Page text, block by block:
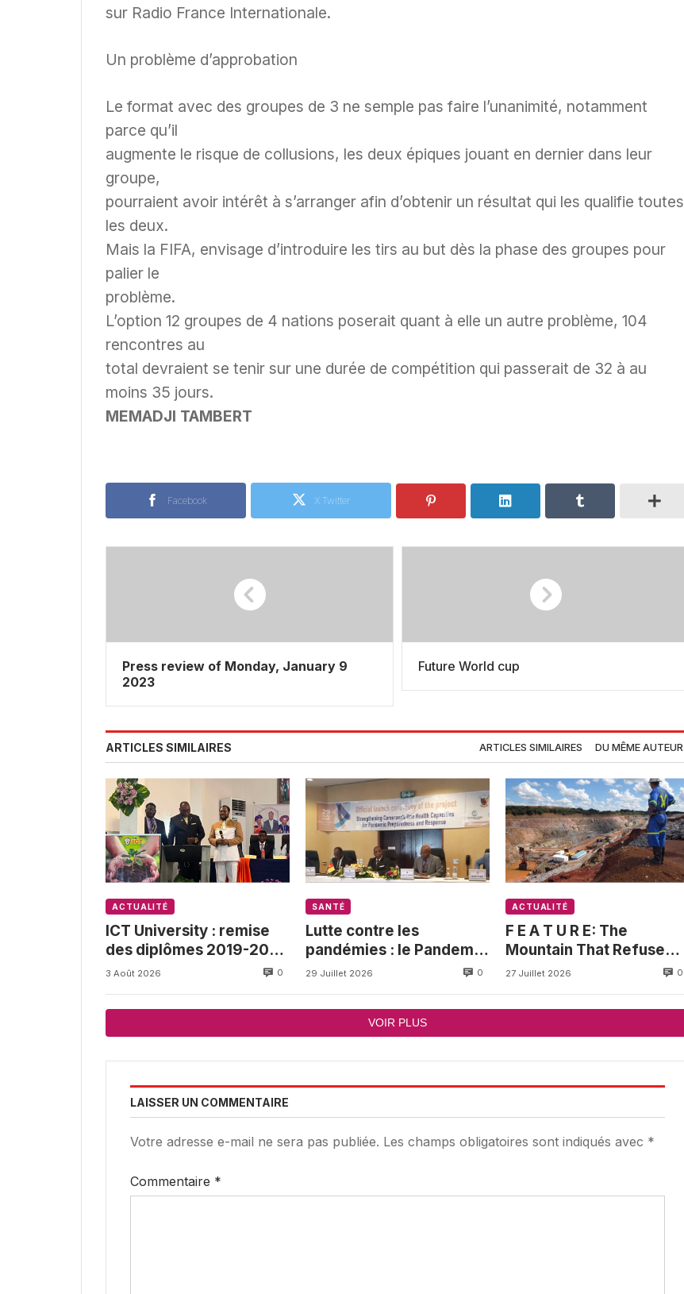
sur Radio France Internationale.
Un problème d’approbation
Le format avec des groupes de 3 ne semple pas faire l’unanimité, notamment
parce qu’il
augmente le risque de collusions, les deux épiques jouant en dernier dans leur
groupe,
pourraient avoir intérêt à s’arranger afin d’obtenir un résultat qui les qualifie toutes
les deux.
Mais la FIFA, envisage d’introduire les tirs au but dès la phase des groupes pour
palier le
problème.
L’option 12 groupes de 4 nations poserait quant à elle un autre problème, 104
rencontres au
total devraient se tenir sur une durée de compétition qui passerait de 32 à au
moins 35 jours.
MEMADJI TAMBERT
Facebook X Twitter
Press review of Monday, January 9
2023
Future World cup
ARTICLES SIMILAIRES ARTICLES SIMILAIRES DU MÊME AUTEUR
ACTUALITÉ
ICT University : remise
des diplômes 2019-2025
et retour au beau fixe
Buea
3 Août 2026 0
SANTÉ
Lutte contre les
pandémies : le Pandemic
Fund aux côtés du
29 Juillet 2026 0
ACTUALITÉ
F E A T U R E: The
Mountain That Refused
to Be Mortgaged
27 Juillet 2026 0
VOIR PLUS
LAISSER UN COMMENTAIRE
Votre adresse e-mail ne sera pas publiée. Les champs obligatoires sont indiqués avec *
Commentaire *